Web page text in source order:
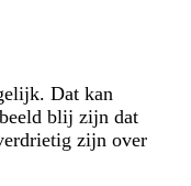
Dat kan
blij zijn dat
zijn over